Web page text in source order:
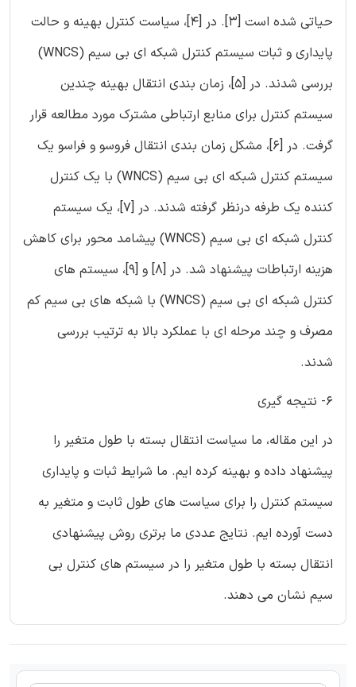
حیاتی شده است [3]. در [4]، سیاست کنترل بهینه و حالت
پایداری و ثبات سیستم کنترل شبکه ای بی سیم (WNCS)
بررسی شدند. در [5]، زمان بندی انتقال بهینه چندین
سیستم کنترل برای منابع ارتباطی مشترک مورد مطالعه قرار
گرفت. در [6]، مشکل زمان بندی انتقال فروسو و فراسو یک
سیستم کنترل شبکه ای بی سیم (WNCS) با یک کنترل
کننده یک طرفه درنظر گرفته شدند. در [7]، یک سیستم
کنترل شبکه ای بی سیم (WNCS) پیشامد محور برای کاهش
هزینه ارتباطات پیشنهاد شد. در [8] و [9]، سیستم های
کنترل شبکه ای بی سیم (WNCS) با شبکه های بی سیم کم
مصرف و چند مرحله ای با عملکرد بالا به ترتیب بررسی
شدند.
6- نتیجه گیری
در این مقاله، ما سیاست انتقال بسته با طول متغیر را
پیشنهاد داده و بهینه کرده ایم. ما شرایط ثبات و پایداری
سیستم کنترل را برای سیاست های طول ثابت و متغیر به
دست آورده ایم. نتایج عددی ما برتری روش پیشنهادی
انتقال بسته با طول متغیر را در سیستم های کنترل بی
سیم نشان می دهند.